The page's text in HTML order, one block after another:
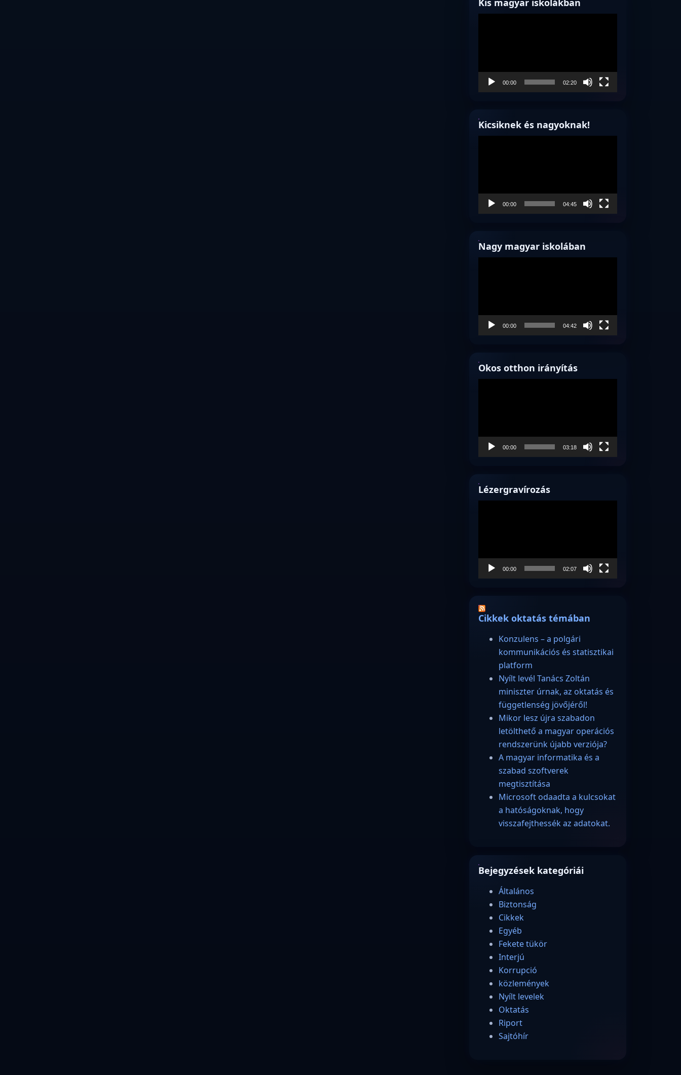
Kis magyar iskolákban
00:00 02:20
Kicsiknek és nagyoknak!
00:00 04:45
Nagy magyar iskolában
00:00 04:42
Okos otthon irányítás
00:00 03:18
Lézergravírozás
00:00 02:07
Cikkek oktatás témában
Konzulens – a polgári
kommunikációs és statisztikai
platform
Nyílt levél Tanács Zoltán
miniszter úrnak, az oktatás és
függetlenség jövőjéről!
Mikor lesz újra szabadon
letölthető a magyar operációs
rendszerünk újabb verziója?
A magyar informatika és a
szabad szoftverek
megtisztítása
Microsoft odaadta a kulcsokat
a hatóságoknak, hogy
visszafejthessék az adatokat.
Bejegyzések kategóriái
Általános
Biztonság
Cikkek
Egyéb
Fekete tükör
Interjú
Korrupció
közlemények
Nyílt levelek
Oktatás
Riport
Sajtóhír